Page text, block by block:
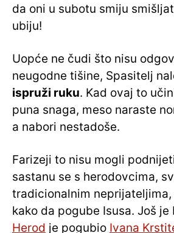
da oni u subotu smiju
ubiju!
Uopće ne čudi što nisu
neugodne tišine, Spasitelj
ispruži ruku. Kad ovaj to
puna snaga, meso naraste
a nabori nestadoše.
Farizeji to nisu mogli
sastanu se s herodovcima,
tradicionalnim
kako da pogube Isusa. Još
Herod je pogubio Ivana